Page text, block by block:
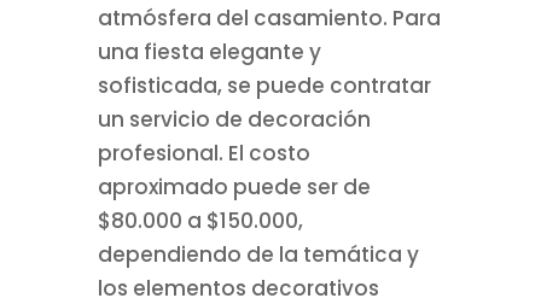
atmósfera del casamiento. Para
una fiesta elegante y
sofisticada, se puede contratar
un servicio de decoración
profesional. El costo
aproximado puede ser de
$80.000 a $150.000,
dependiendo de la temática y
los elementos decorativos